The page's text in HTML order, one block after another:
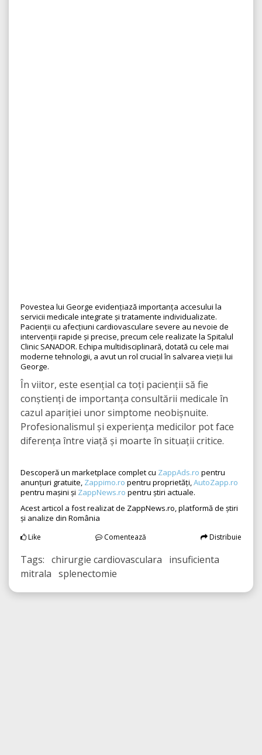
Povestea lui George evidențiază importanța accesului la
servicii medicale integrate și tratamente individualizate.
Pacienții cu afecțiuni cardiovasculare severe au nevoie de
intervenții rapide și precise, precum cele realizate la Spitalul
Clinic SANADOR. Echipa multidisciplinară, dotată cu cele mai
moderne tehnologii, a avut un rol crucial în salvarea vieții lui
George.
În viitor, este esențial ca toți pacienții să fie
conștienți de importanța consultării medicale în
cazul apariției unor simptome neobișnuite.
Profesionalismul și experiența medicilor pot face
diferența între viață și moarte în situații critice.
Descoperă un marketplace complet cu ZappAds.ro pentru
anunțuri gratuite, Zappimo.ro pentru proprietăți,AutoZapp.ro
pentru mașini și ZappNews.ro pentru știri actuale.
Acest articol a fost realizat de ZappNews.ro, platformă de știri
și analize din România
Like Comentează Distribuie
Tags: chirurgie cardiovasculara insuficienta
mitrala splenectomie